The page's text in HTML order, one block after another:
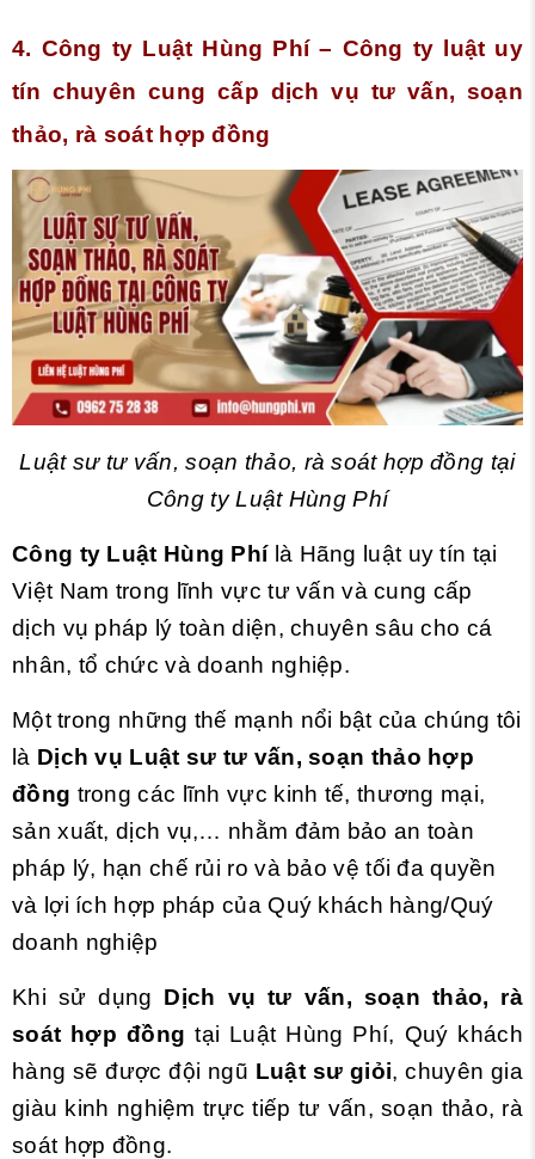
4. Công ty Luật Hùng Phí – Công ty luật uy
tín chuyên cung cấp dịch vụ tư vấn, soạn
thảo, rà soát hợp đồng
Luật sư tư vấn, soạn thảo, rà soát hợp đồng tại
Công ty Luật Hùng Phí
Công ty Luật Hùng Phílà Hãng luật uy tín tại
Việt Nam trong lĩnh vực tư vấn và cung cấp
dịch vụ pháp lý toàn diện, chuyên sâu cho cá
nhân, tổ chức và doanh nghiệp.
Một trong những thế mạnh nổi bật của chúng tôi
là Dịch vụ Luật sư tư vấn, soạn thảo hợp
đồng trong các lĩnh vực kinh tế, thương mại,
sản xuất, dịch vụ,… nhằm đảm bảo an toàn
pháp lý, hạn chế rủi ro và bảo vệ tối đa quyền
và lợi ích hợp pháp của Quý khách hàng/Quý
doanh nghiệp
Khi sử dụng Dịch vụ tư vấn, soạn thảo, rà
soát hợp đồng tại Luật Hùng Phí, Quý khách
hàng sẽ được đội ngũ Luật sư giỏi, chuyên gia
giàu kinh nghiệm trực tiếp tư vấn, soạn thảo, rà
soát hợp đồng.